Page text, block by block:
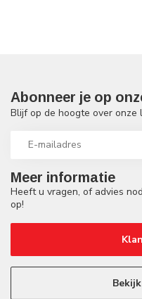
Meer informatie
Heeft u vragen, of advies
op!
Abonneer je op
Blijf op de hoogte over onze